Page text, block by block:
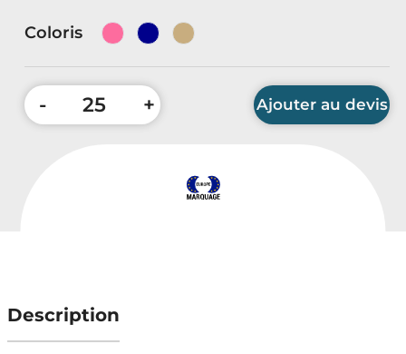
Accessoires Auto & Vélo
PLV & Mobiliers Pub
Coloris
- + Ajouter au devis
Description